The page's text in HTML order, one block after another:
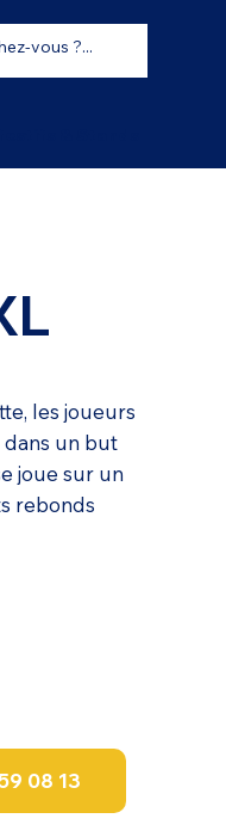
les joueurs
un but
joue sur un
rebonds
08 13